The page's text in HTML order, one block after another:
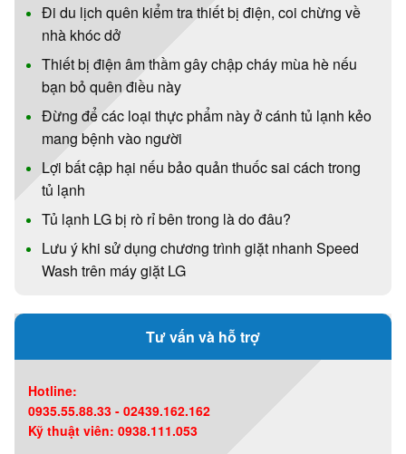
Đi du lịch quên kiểm tra thiết bị điện, coi chừng về
nhà khóc dở
Thiết bị điện âm thầm gây chập cháy mùa hè nếu
bạn bỏ quên điều này
Đừng để các loại thực phẩm này ở cánh tủ lạnh kẻo
mang bệnh vào người
Lợi bất cập hại nếu bảo quản thuốc sai cách trong
tủ lạnh
Tủ lạnh LG bị rò rỉ bên trong là do đâu?
Lưu ý khi sử dụng chương trình giặt nhanh Speed
Wash trên máy giặt LG
Tư vấn và hỗ trợ
Hotline:
0935.55.88.33 - 02439.162.162
Kỹ thuật viên: 0938.111.053